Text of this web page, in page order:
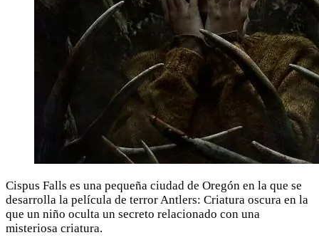
Cispus Falls es una pequeña ciudad de Oregón en la que se
desarrolla la película de terror Antlers: Criatura oscura en la
que un niño oculta un secreto relacionado con una
misteriosa criatura.